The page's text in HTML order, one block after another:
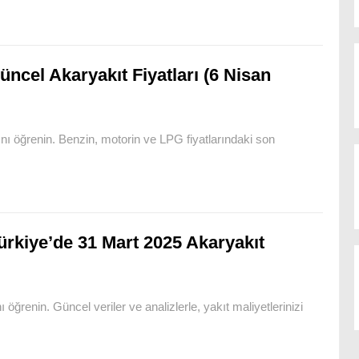
Akaryakıt Fiyatları (6 Nisan
öğrenin. Benzin, motorin ve LPG fiyatlarındaki son
31 Mart 2025 Akaryakıt
öğrenin. Güncel veriler ve analizlerle, yakıt maliyetlerinizi